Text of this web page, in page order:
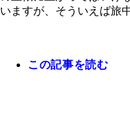
いますが、そういえば旅
この記事を読む